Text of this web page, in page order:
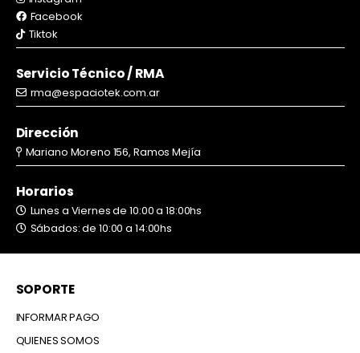
Facebook
Tiktok
Servicio Técnico / RMA
rma@espaciotek.com.ar
Dirección
Mariano Moreno 156, Ramos Mejía
Horarios
Lunes a Viernes de 10:00 a 18:00hs
Sábados: de 10:00 a 14:00hs
SOPORTE
INFORMAR PAGO
QUIENES SOMOS